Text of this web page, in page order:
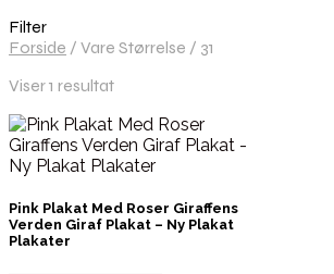
Filter
Forside / Vare Størrelse / 31
Viser 1 resultat
Pink Plakat Med Roser Giraffens
Verden Giraf Plakat – Ny Plakat
Plakater